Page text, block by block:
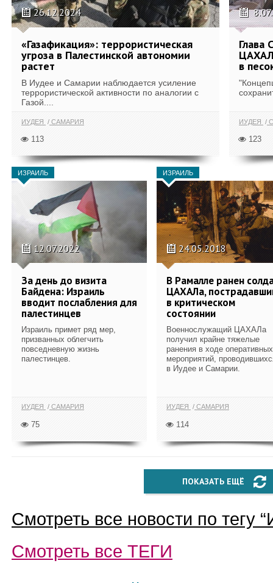
26.12.2024
«Газафикация»: террористическая
угроза в Палестинской автономии
растет
В Иудее и Самарии наблюдается усиление
террористической активности по аналогии с
Газой....
ИУДЕЯ САМАРИЯ
113
Глава
в
ИУДЕЯ
123
ИЗРАИЛЬ
12.07.2022
За день до визита
Байдена: Израиль
вводит послабления для
палестинцев
Израиль примет ряд мер,
призванных облегчить
повседневную жизнь
палестинцев.
ИУДЕЯ САМАРИЯ
75
ИЗРАИЛЬ
24.05.2018
В Рамалле ранен
ЦАХАЛа,
в критическом
состоянии
Военнослужащий ЦАХАЛа
получил крайне тяжелые
ранения в ходе оперативных
мероприятий,
в Иудее и Самарии.
ИУДЕЯ САМАРИЯ
114
ПОКАЗАТЬ ЕЩЁ
Смотреть все новости по тегу “
Смотреть все ТЕГИ